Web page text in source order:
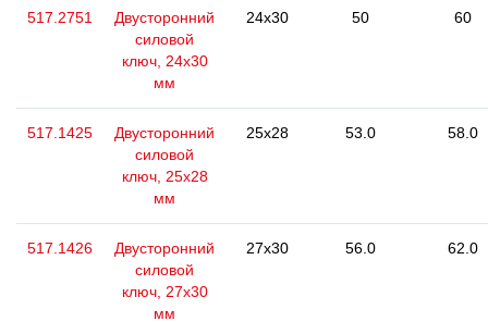
517.2751
Двусторонний
силовой
ключ, 24x30
мм
24x30 50 60
517.1425
Двусторонний
силовой
ключ, 25x28
мм
25x28 53.0 58.0
517.1426
Двусторонний
силовой
ключ, 27x30
мм
27x30 56.0 62.0